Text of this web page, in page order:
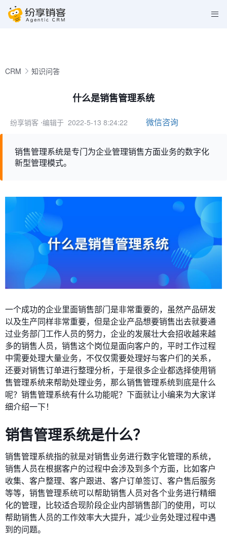
CRM 知识问答
什么是销售管理系统
纷享销客 ⋅编辑于 2022-5-13 8:24:22 微信咨询
销售管理系统是专门为企业管理销售方面业务的数字化
新型管理模式。
一个成功的企业里面销售部门是非常重要的，虽然产品研发
以及生产同样非常重要，但是企业产品想要销售出去就要通
过业务部门工作人员的努力，企业的发展壮大会招收越来越
多的销售人员，销售这个岗位是面向客户的，平时工作过程
中需要处理大量业务，不仅仅需要处理好与客户们的关系，
还要对销售订单进行整理分析，于是很多企业都选择使用销
售管理系统来帮助处理业务，那么销售管理系统到底是什么
呢？销售管理系统有什么功能呢？下面就让小编来为大家详
细介绍一下！
销售管理系统是什么？
销售管理系统指的就是对销售业务进行数字化管理的系统，
销售人员在根据客户的过程中会涉及到多个方面，比如客户
收集、客户整理、客户跟进、客户订单签订、客户售后服务
等等，销售管理系统可以帮助销售人员对各个业务进行精细
化的管理，比较适合现阶段企业内部销售部门的使用，可以
帮助销售人员的工作效率大大提升，减少业务处理过程中遇
到的问题。